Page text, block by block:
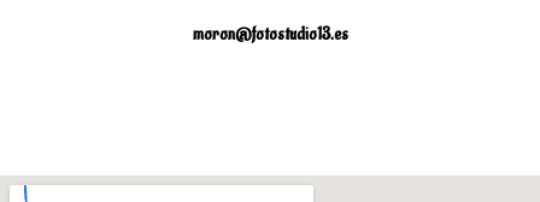
moron@fotostudio13.es